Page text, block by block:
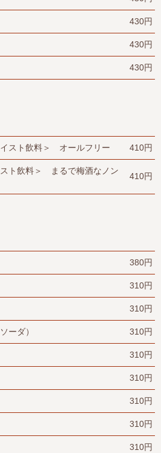
430円
430円
430円
スト飲料＞ オールフリー 410円
ト飲料＞ まるで梅酒なノン
410円
380円
310円
310円
ーダ） 310円
310円
310円
310円
310円
310円